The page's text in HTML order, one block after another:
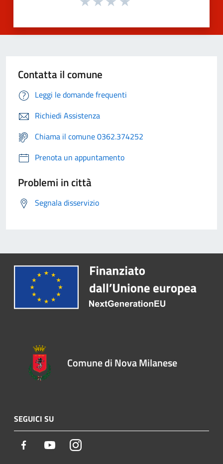
Contatta il comune
Leggi le domande frequenti
Richiedi Assistenza
Chiama il comune 0362.374252
Prenota un appuntamento
Problemi in città
Segnala disservizio
Comune di Nova Milanese
SEGUICI SU
Facebook YoutubeInstagram